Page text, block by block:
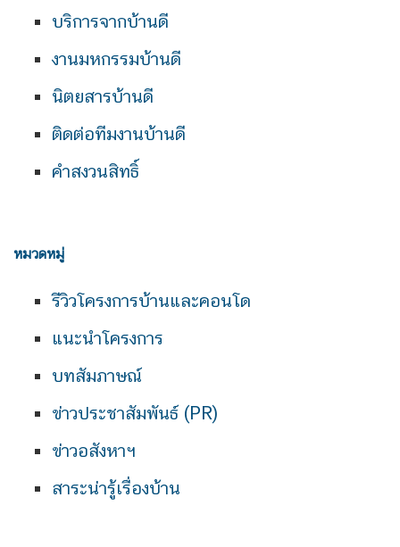
บริการจากบ้านดี
งานมหกรรมบ้านดี
นิตยสารบ้านดี
ติดต่อทีมงานบ้านดี
คำสงวนสิทธิ์
หมวดหมู่
รีวิวโครงการบ้านและคอนโด
แนะนำโครงการ
บทสัมภาษณ์
ข่าวประชาสัมพันธ์ (PR)
ข่าวอสังหาฯ
สาระน่ารู้เรื่องบ้าน